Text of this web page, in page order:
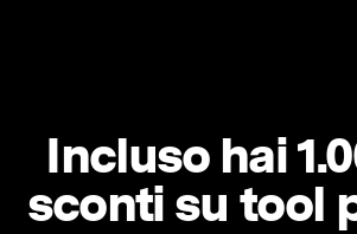
Incluso hai
sconti su tool